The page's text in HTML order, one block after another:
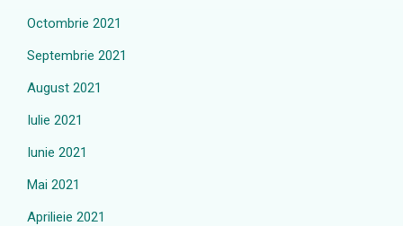
Octombrie 2021
Septembrie 2021
August 2021
Iulie 2021
Iunie 2021
Mai 2021
Aprilieie 2021